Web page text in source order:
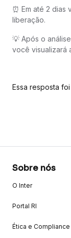
⏰ Em até 2
liberação.
💡 Após o
você visualizará
Essa resposta foi
Sobre nós
O Inter
Portal RI
Ética e Compliance